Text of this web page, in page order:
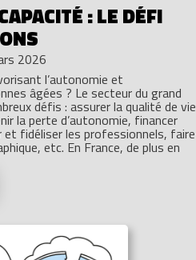
: LE DÉFI
2026
l’autonomie et
âgées ? Le secteur du grand
défis : assurer la qualité de vie
la perte d’autonomie, financer
et fidéliser les professionnels, faire
etc. En France, de plus en